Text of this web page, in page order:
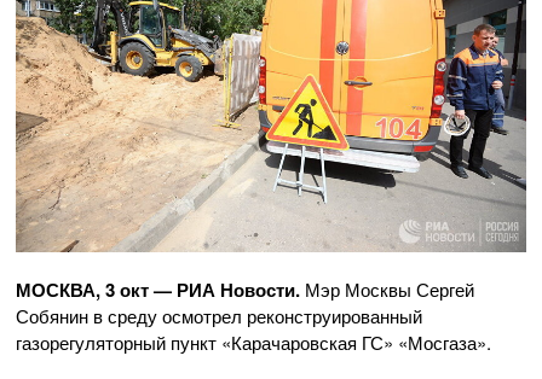
МОСКВА, 3 окт — РИА Новости. Мэр Москвы Сергей
Собянин в среду осмотрел реконструированный
газорегуляторный пункт «Карачаровская ГС» «Мосгаза».